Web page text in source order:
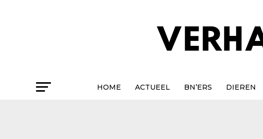
HOME ACTUEEL BN’ERS DIEREN